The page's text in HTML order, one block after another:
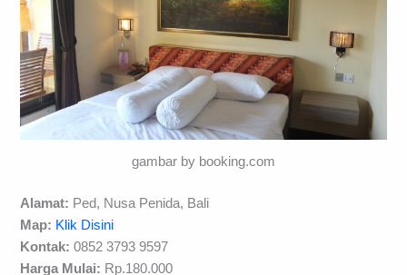
gambar by booking.com
Alamat: Ped, Nusa Penida, Bali
Map: Klik Disini
Kontak: 0852 3793 9597
Harga Mulai: Rp.180.000